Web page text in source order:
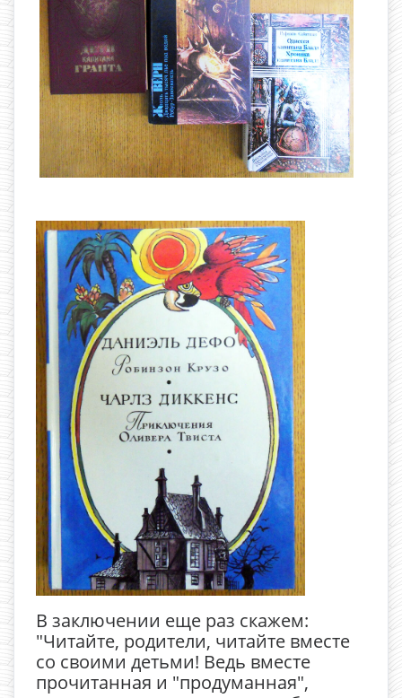
В заключении еще раз скажем:
"Читайте, родители, читайте вместе
со своими детьми! Ведь вместе
прочитанная и "продуманная",